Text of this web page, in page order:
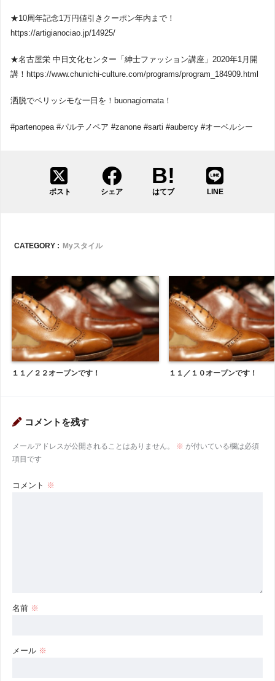
★10周年記念1万円値引きクーポン年内まで！
https://artigianociao.jp/14925/
★名古屋栄 中日文化センター「紳士ファッション講座」2020年1月開
講！https://www.chunichi-culture.com/programs/program_184909.html
洒脱でベリッシモな一日を！buonagiornata！
#partenopea #パルテノペア #zanone #sarti #aubercy #オーベルシー
ポスト シェア はてブ LINE
CATEGORY : Myスタイル
１１／２２オープンです！ １１／１０オープンです！
コメントを残す
メールアドレスが公開されることはありません。 ※ が付いている欄は必須
項目です
コメント ※
名前 ※
メール ※